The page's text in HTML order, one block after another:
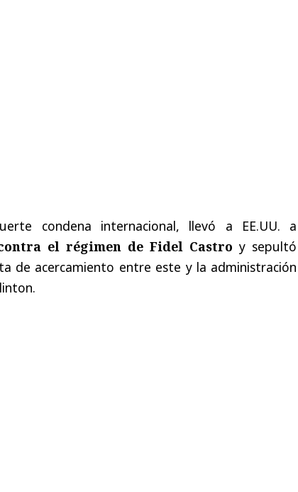
condena internacional, llevó a EE.UU. a
el régimen de Fidel Castro y sepultó
de acercamiento entre este y la administración